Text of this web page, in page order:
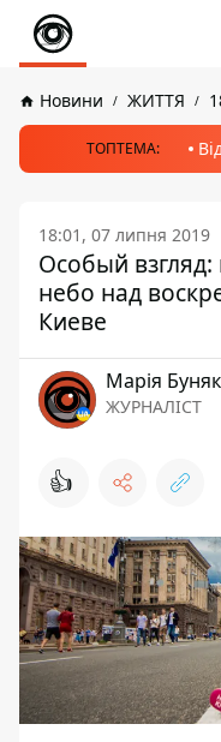
Новини ЖИТТЯ
ТОПТЕМА:
18:01, 07 липня 2019
Особый взгляд:
небо над
Киеве
Марія
ЖУРНАЛІСТ
👍